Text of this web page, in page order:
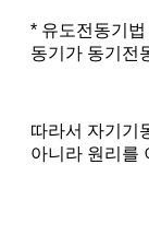
* 유도전동기
동기가 동기전
따라서 자기기
아니라 원리를